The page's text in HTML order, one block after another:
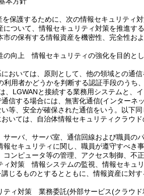
保護するために、次の情報セキュリティ対
ついて、情報セキュリティ対策を推進する
の保有する情報資産を機密性、完全性お
の向上 情報セキュリティの強化を目的と
おいては、原則として、他の領域との通
利用者かどうかを判断する認証手段のうち
、LGWANと接続する業務用システムと、
信する場合には、無害化通信(インターネ
等、安全が確保された通信をいう。以下同
いては、自治体情報セキュリティクラウ
ーバ、サーバ室、通信回線および職員の
セキュリティに関し、職員が遵守すべき
ンピュータ等の管理、アクセス制御、不
ィ対策 情報システムの監視、情報セキュ
じるものとするとともに、情報資産に対
ティ対策 業務委託(外部サービス(クラウド